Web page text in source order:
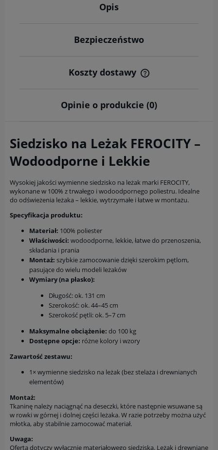
Opis
Bezpieczeństwo
Koszty dostawy
Cena nie zawiera ewentualnych kosztów płatności
Opinie o produkcie (0)
Siedzisko na Leżak FEROCITY –
Wodoodporne i Lekkie
Wysokiej jakości wymienne siedzisko na leżak marki FEROCITY,
wykonane w 100% z trwałego i wodoodpornego poliestru. Idealne
do odświeżenia leżaka – lekkie, wytrzymałe i łatwe w montażu.
Specyfikacja produktu:
Materiał: 100% poliester
Właściwości: wodoodporne, lekkie, łatwe do przenoszenia,
składania i prania
Montaż: szybkie zamocowanie dzięki szerokim pętlom,
pasujące do wielu modeli leżaków
Wymiary (na płasko):
Długość: ok. 131 cm
Szerokość: ok. 44–45 cm
Szerokość pętli: ok. 5–7 cm
Maksymalne obciążenie: do 100 kg
Dostępne opcje: różne kolory i wzory
Zawartość zestawu:
1× wymienne siedzisko na leżak (bez stelaża i drewnianych
elementów)
Montaż:
Tkaninę należy naciągnąć na deseczki, które następnie wsuwane są
w rowki w górnej i dolnej części leżaka. W razie potrzeby można użyć
młotka, aby stabilnie zamocować materiał.
Uwaga:
Oferta dotyczy wyłącznie materiałowego siedziska. Leżak i drewniane